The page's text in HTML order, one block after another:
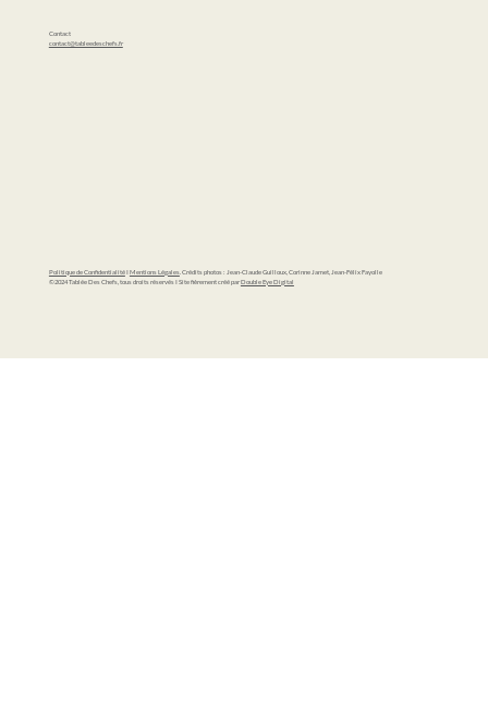
Contact
contact@tableedeschefs.fr
Politique de ConfidentialitéIMentions Légales . Crédits photos : Jean-Claude Guilloux, Corinne Jamet, Jean-Félix Fayolle
©2024 Tablée Des Chefs, tous droits réservés I Site fièrement créé parDouble Eye Digital